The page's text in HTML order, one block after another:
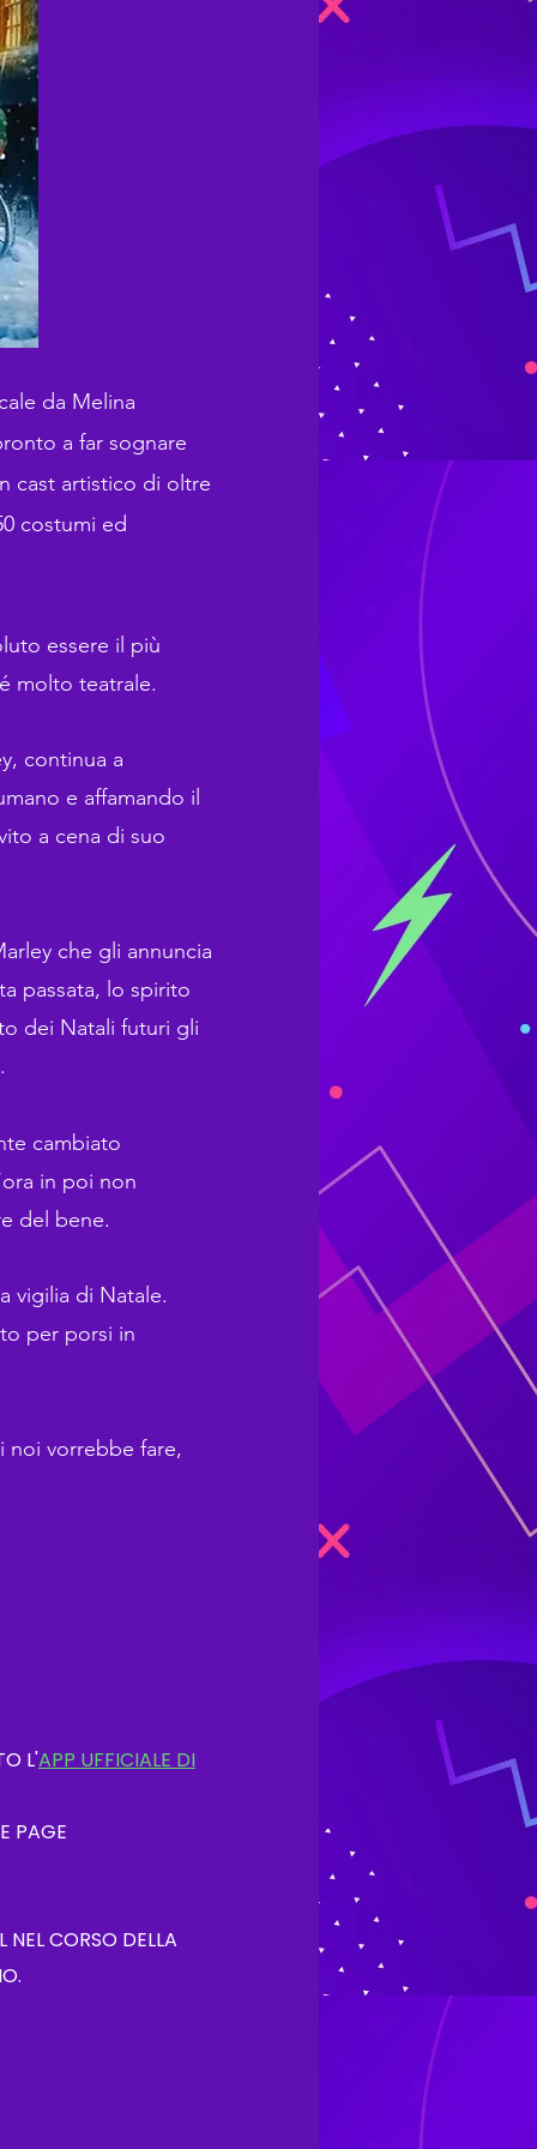
da Melina
a far sognare
cast artistico di oltre
costumi ed
essere il più
molto teatrale.
continua a
e affamando il
a cena di suo
che gli annuncia
passata, lo spirito
dei Natali futuri gli
cambiato
in poi non
del bene.
vigilia di Natale.
per porsi in
noi vorrebbe fare,
L'APP UFFICIALE DI
PAGE
CORSO DELLA